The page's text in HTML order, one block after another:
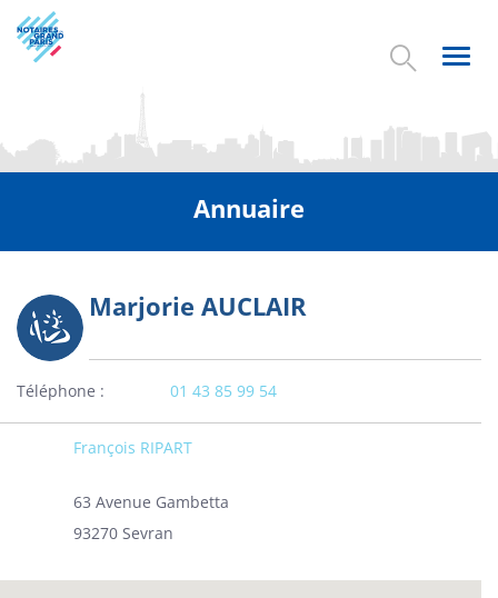
Aller
au
contenu
Annuaire
Photo Marjorie AUCLAIR
Téléphone 01 43 85 99 54
François RIPART
63 Avenue Gambetta
93270 Sevran